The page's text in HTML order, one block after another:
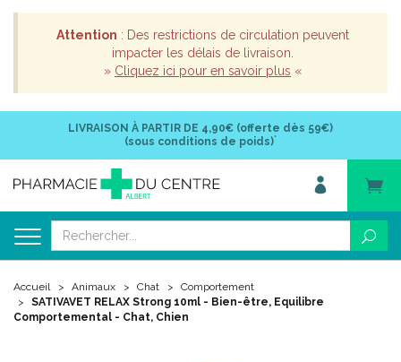
Attention : Des restrictions de circulation peuvent
impacter les délais de livraison.
» Cliquez ici pour en savoir plus «
LIVRAISON À PARTIR DE 4,90€ (offerte dès 59€)
(sous conditions de poids)*
Accueil Animaux Chat
Comportement
SATIVAVET RELAX Strong 10ml - Bien-être, Equilibre
Comportemental - Chat, Chien